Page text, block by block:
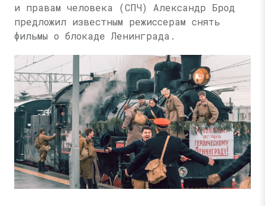
и правам человека (СПЧ) Александр Брод
предложил известным режиссерам снять
фильмы о блокаде Ленинграда.